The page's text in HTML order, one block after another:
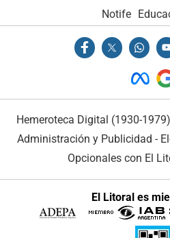
Notife
Hemeroteca Digital (1930-1979)
Administración y Publicidad -
Opcionales con El
El Litoral es